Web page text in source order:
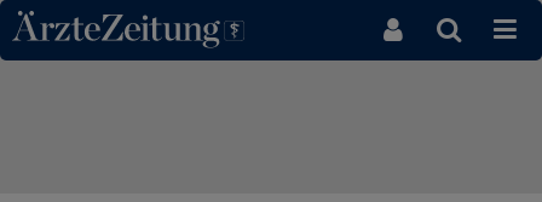
Direkt zum Inhaltsbereich